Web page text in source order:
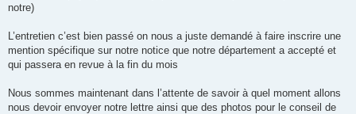
l
notre)
L’entretien c’est bien passé on nous a juste demandé à faire inscrire une
mention spécifique sur notre notice que notre département a accepté et
qui passera en revue à la fin du mois
Nous sommes maintenant dans l’attente de savoir à quel moment allons
nous devoir envoyer notre lettre ainsi que des photos pour le conseil de